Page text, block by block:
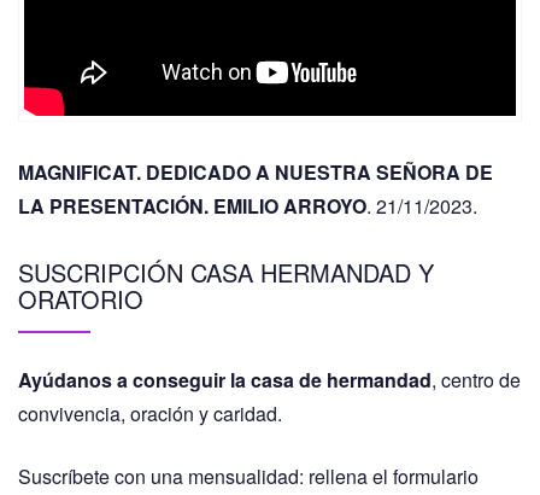
MAGNIFICAT. DEDICADO A NUESTRA SEÑORA DE
LA PRESENTACIÓN. EMILIO ARROYO. 21/11/2023.
SUSCRIPCIÓN CASA HERMANDAD Y
ORATORIO
Ayúdanos a conseguir la casa de hermandad, centro de
convivencia, oración y caridad.
Suscríbete con una mensualidad: rellena el formulario